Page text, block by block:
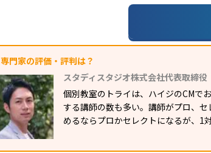
専門家の評価・評判は？
スタディスタジオ株式会社代表取締役
個別教室のトライは、ハイジのCMで
する講師の数も多い。講師がプロ、
めるならプロかセレクトになるが、1